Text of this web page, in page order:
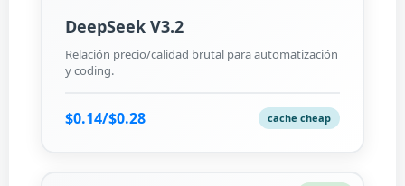
DeepSeek V3.2
Relación precio/calidad brutal para automatización
y coding.
$0.14/$0.28 cache cheap